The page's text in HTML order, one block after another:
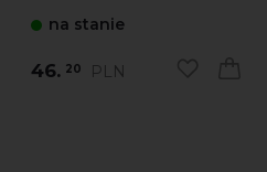
na stanie
46. 20 PLN